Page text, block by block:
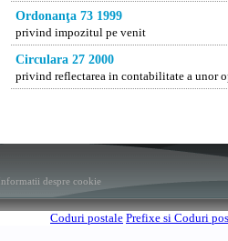
Ordonanţa 73 1999
privind impozitul pe venit
Circulara 27 2000
privind reflectarea in contabilitate a unor
Informatii despre cookie
Coduri postale Prefixe si Coduri